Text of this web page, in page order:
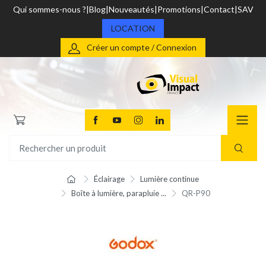
Qui sommes-nous ? Blog Nouveautés Promotions Contact SAV
LOCATION
Créer un compte / Connexion
Éclairage
Lumière continue
Boîte à lumière, parapluie ...
QR-P90